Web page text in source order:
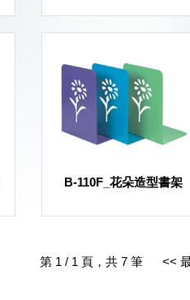
B-110F_花朵造型書架
第 1 / 1 頁，共 7 筆 <<